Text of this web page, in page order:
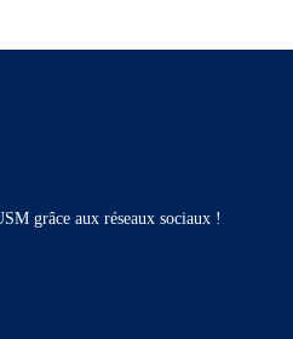
grâce aux réseaux sociaux !